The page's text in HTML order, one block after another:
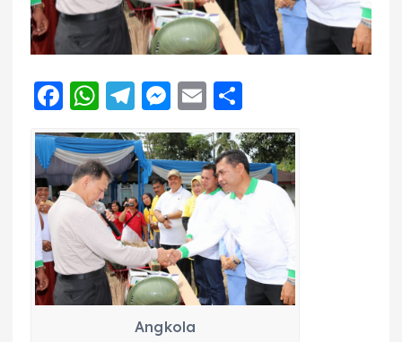
F
a
c
e
b
o
o
k
W
h
a
ts
A
p
p
T
el
e
g
r
a
m
M
e
ss
e
n
g
er
E
m
ai
l
h
a
re
Angkola